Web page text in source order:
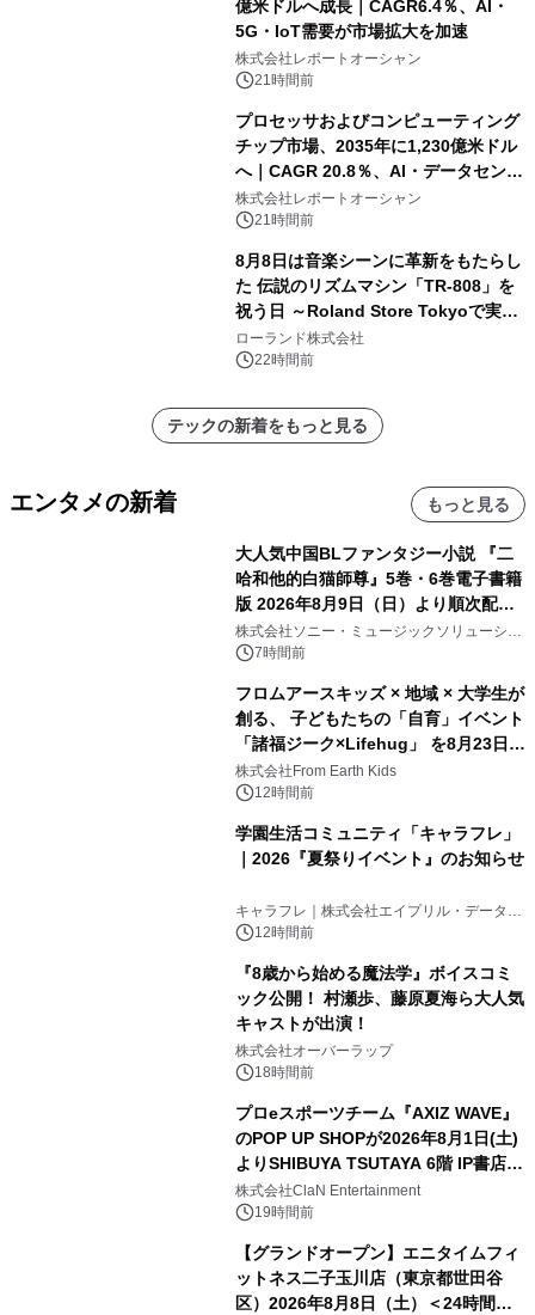
億米ドルへ成長｜CAGR6.4％、AI・
5G・IoT需要が市場拡大を加速
株式会社レポートオーシャン
21時間前
プロセッサおよびコンピューティング
チップ市場、2035年に1,230億米ドル
へ｜CAGR 20.8％、AI・データセンタ
ー需要が成長を牽引
株式会社レポートオーシャン
21時間前
8月8日は音楽シーンに革新をもたらし
た 伝説のリズムマシン「TR-808」を
祝う日 ～Roland Store Tokyoで実機
を展示しての 記念キャンペーンを開
催 英国ラジオ「NTS」の 特別プログ
アーティストを フィーチャーしたアニ
メーションを公開～
ローランド株式会社
22時間前
テックの新着をもっと見る
エンタメの新着 もっと見る
大人気中国BLファンタジー小説 『二
哈和他的白猫師尊』5巻・6巻電子書籍
版 2026年8月9日（日）より順次配信
開始
株式会社ソニー・ミュージックソリューショ
ンズ7時間前
フロムアースキッズ × 地域 × 大学生が
創る、 子どもたちの「自育」イベント
「諸福ジーク×Lifehug」 を8月23日
(日)開催
株式会社From Earth Kids
12時間前
学園生活コミュニティ「キャラフレ」
｜2026『夏祭りイベント』のお知らせ
キャラフレ｜株式会社エイプリル・データ・
デザインズ
12時間前
『8歳から始める魔法学』ボイスコミ
ック公開！ 村瀬歩、藤原夏海ら大人気
キャストが出演！
株式会社オーバーラップ
18時間前
プロeスポーツチーム『AXIZ WAVE』
のPOP UP SHOPが2026年8月1日(土)
よりSHIBUYA TSUTAYA 6階 IP書店で
開催決定！！
株式会社ClaN Entertainment
19時間前
【グランドオープン】エニタイムフィ
ットネス二子玉川店（東京都世田谷
区）2026年8月8日（土）＜24時間年